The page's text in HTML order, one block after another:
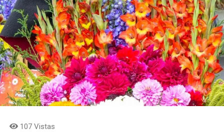
107 Vistas